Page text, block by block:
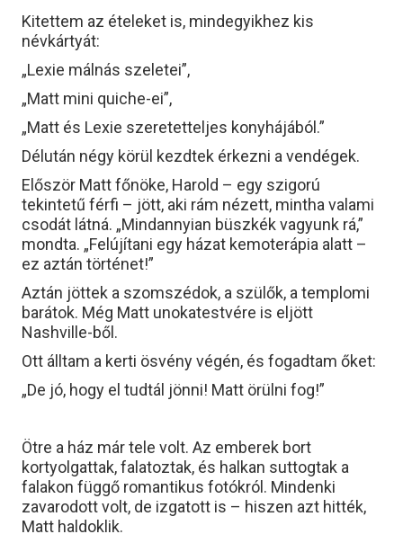
Kitettem az ételeket is, mindegyikhez kis
névkártyát:
„Lexie málnás szeletei”,
„Matt mini quiche-ei”,
„Matt és Lexie szeretetteljes konyhájából.”
Délután négy körül kezdtek érkezni a vendégek.
Először Matt főnöke, Harold – egy szigorú
tekintetű férfi – jött, aki rám nézett, mintha valami
csodát látná. „Mindannyian büszkék vagyunk rá,”
mondta. „Felújítani egy házat kemoterápia alatt –
ez aztán történet!”
Aztán jöttek a szomszédok, a szülők, a templomi
barátok. Még Matt unokatestvére is eljött
Nashville-ből.
Ott álltam a kerti ösvény végén, és fogadtam őket:
„De jó, hogy el tudtál jönni! Matt örülni fog!”
Ötre a ház már tele volt. Az emberek bort
kortyolgattak, falatoztak, és halkan suttogtak a
falakon függő romantikus fotókról. Mindenki
zavarodott volt, de izgatott is – hiszen azt hitték,
Matt haldoklik.